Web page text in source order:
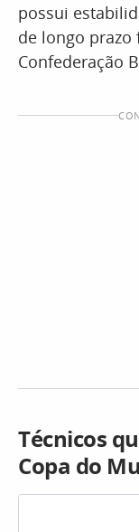
possui
de longo
Confederação
Técnicos
Copa do